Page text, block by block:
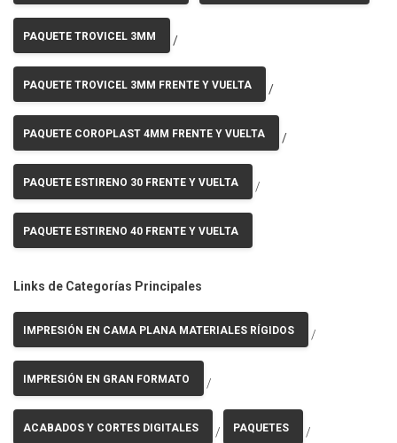
PAQUETE TROVICEL 3MM /
PAQUETE TROVICEL 3MM FRENTE Y VUELTA /
PAQUETE COROPLAST 4MM FRENTE Y VUELTA /
PAQUETE ESTIRENO 30 FRENTE Y VUELTA /
PAQUETE ESTIRENO 40 FRENTE Y VUELTA
Links de Categorías Principales
IMPRESIÓN EN CAMA PLANA MATERIALES RÍGIDOS /
IMPRESIÓN EN GRAN FORMATO /
ACABADOS Y CORTES DIGITALES / PAQUETES /